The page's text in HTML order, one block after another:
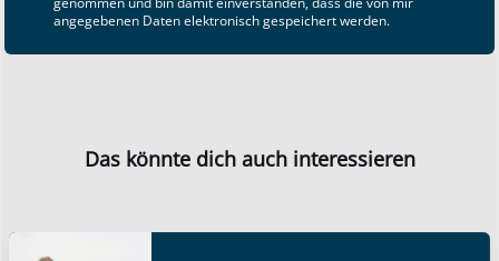
angegebenen Daten elektronisch gespeichert werden.
Das könnte dich auch interessieren